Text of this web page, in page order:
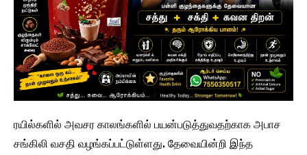
ரயில்களில் அவசர காலங்களில் பயன்படுத்துவதற்காக அபாச
சங்கிலி வசதி வழங்கப்பட்டுள்ளது. தேவையின்றி இந்த